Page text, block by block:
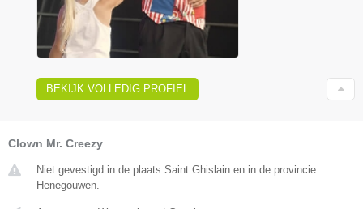
BEKIJK VOLLEDIG PROFIEL
Clown Mr. Creezy
Niet gevestigd in de plaats Saint Ghislain en in de provincie
Henegouwen.